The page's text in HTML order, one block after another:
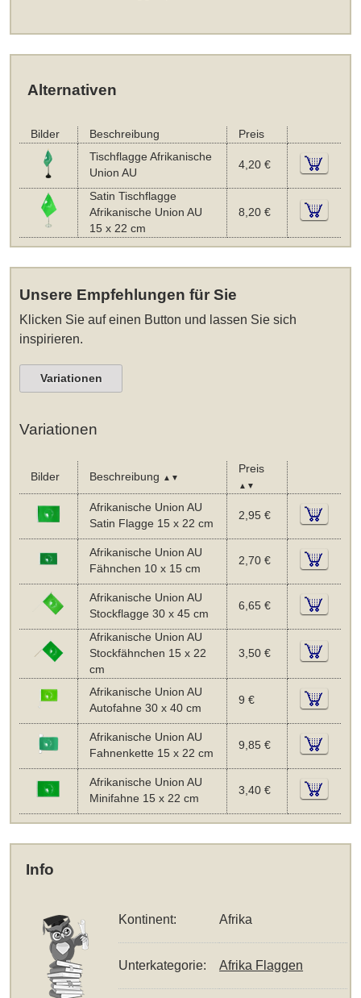
Alternativen
Bilder Beschreibung
Preis
Tischflagge Afrikanische
Union AU
4,20 €
Satin Tischflagge
Afrikanische Union AU
15 x 22 cm
8,20 €
Unsere Empfehlungen für Sie
Klicken Sie auf einen Button und lassen Sie sich
inspirieren.
Variationen
Variationen
Bilder Beschreibung ▲▼
Preis
▲▼
Afrikanische Union AU
Satin Flagge 15 x 22 cm
2,95 €
Afrikanische Union AU
Fähnchen 10 x 15 cm
2,70 €
Afrikanische Union AU
Stockflagge 30 x 45 cm
6,65 €
Afrikanische Union AU
Stockfähnchen 15 x 22
cm
3,50 €
Afrikanische Union AU
Autofahne 30 x 40 cm
9 €
Afrikanische Union AU
Fahnenkette 15 x 22 cm
9,85 €
Afrikanische Union AU
Minifahne 15 x 22 cm
3,40 €
Info
Kontinent: Afrika
Unterkategorie: Afrika Flaggen